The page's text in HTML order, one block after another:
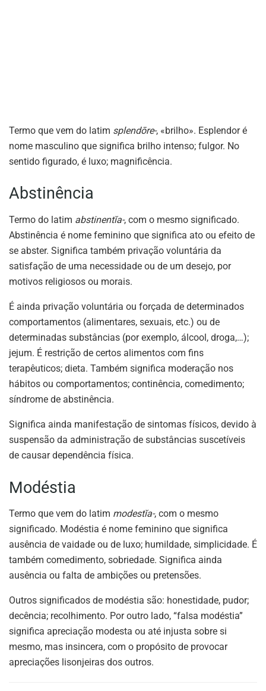
Termo que vem do latim splendōre-, «brilho». Esplendor é
nome masculino que significa brilho intenso; fulgor. No
sentido figurado, é luxo; magnificência.
Abstinência
Termo do latim abstinentĭa-, com o mesmo significado.
Abstinência é nome feminino que significa ato ou efeito de
se abster. Significa também privação voluntária da
satisfação de uma necessidade ou de um desejo, por
motivos religiosos ou morais.
É ainda privação voluntária ou forçada de determinados
comportamentos (alimentares, sexuais, etc.) ou de
determinadas substâncias (por exemplo, álcool, droga,…);
jejum. É restrição de certos alimentos com fins
terapêuticos; dieta. Também significa moderação nos
hábitos ou comportamentos; continência, comedimento;
síndrome de abstinência.
Significa ainda manifestação de sintomas físicos, devido à
suspensão da administração de substâncias suscetíveis
de causar dependência física.
Modéstia
Termo que vem do latim modestĭa-, com o mesmo
significado. Modéstia é nome feminino que significa
ausência de vaidade ou de luxo; humildade, simplicidade. É
também comedimento, sobriedade. Significa ainda
ausência ou falta de ambições ou pretensões.
Outros significados de modéstia são: honestidade, pudor;
decência; recolhimento. Por outro lado, “falsa modéstia”
significa apreciação modesta ou até injusta sobre si
mesmo, mas insincera, com o propósito de provocar
apreciações lisonjeiras dos outros.